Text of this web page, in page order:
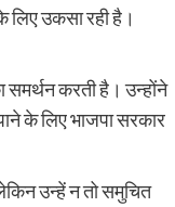
उकसा रही है।
समर्थन करती है। उन्होंने
के लिए भाजपा सरकार
उन्हें न तो समुचित